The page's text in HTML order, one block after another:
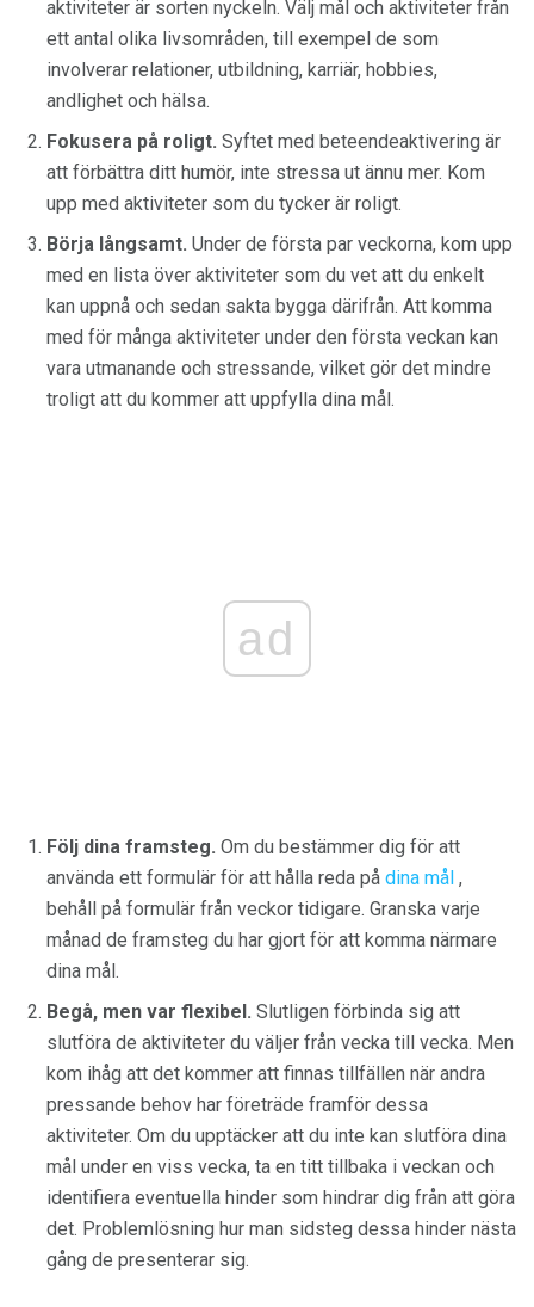
aktiviteter är sorten nyckeln. Välj mål och aktiviteter från
ett antal olika livsområden, till exempel de som
involverar relationer, utbildning, karriär, hobbies,
andlighet och hälsa.
Fokusera på roligt. Syftet med beteendeaktivering är
att förbättra ditt humör, inte stressa ut ännu mer. Kom
upp med aktiviteter som du tycker är roligt.
Börja långsamt. Under de första par veckorna, kom upp
med en lista över aktiviteter som du vet att du enkelt
kan uppnå och sedan sakta bygga därifrån. Att komma
med för många aktiviteter under den första veckan kan
vara utmanande och stressande, vilket gör det mindre
troligt att du kommer att uppfylla dina mål.
ad
Följ dina framsteg. Om du bestämmer dig för att
använda ett formulär för att hålla reda på dina mål ,
behåll på formulär från veckor tidigare. Granska varje
månad de framsteg du har gjort för att komma närmare
dina mål.
Begå, men var flexibel. Slutligen förbinda sig att
slutföra de aktiviteter du väljer från vecka till vecka. Men
kom ihåg att det kommer att finnas tillfällen när andra
pressande behov har företräde framför dessa
aktiviteter. Om du upptäcker att du inte kan slutföra dina
mål under en viss vecka, ta en titt tillbaka i veckan och
identifiera eventuella hinder som hindrar dig från att göra
det. Problemlösning hur man sidsteg dessa hinder nästa
gång de presenterar sig.